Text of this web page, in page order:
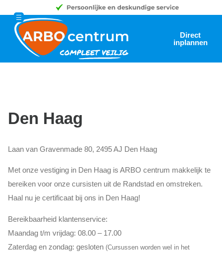
Direct
inplannen
Den Haag
Laan van Gravenmade 80, 2495 AJ Den Haag
Met onze vestiging in Den Haag is ARBO centrum makkelijk te
bereiken voor onze cursisten uit de Randstad en omstreken.
Haal nu je certificaat bij ons in Den Haag!
Bereikbaarheid klantenservice:
Maandag t/m vrijdag: 08.00 – 17.00
Zaterdag en zondag: gesloten (Cursussen worden wel in het